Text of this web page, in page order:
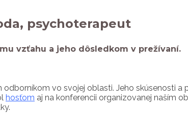
psychoterapeut
vzťahu a jeho dôsledkom v prežívaní.
odborníkom vo svojej oblasti. Jeho skúsenosti
hosťom aj na konferencii organizovanej naším